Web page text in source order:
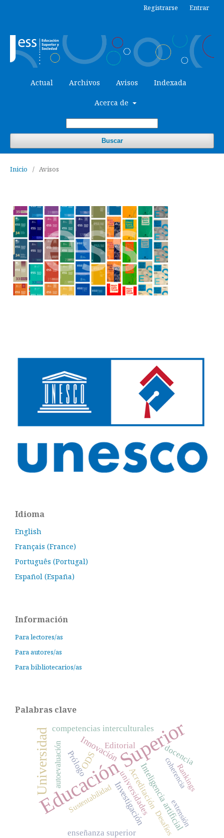
Actual Archivos Avisos Indexada
Acerca de
Buscar
Registrarse Entrar
Inicio / Avisos
Idioma
English
Français (France)
Português (Portugal)
Español (España)
Información
Para lectores/as
Para autores/as
Para bibliotecarios/as
Palabras clave
Educación Superior
Universidad
InvestigaciónInteligencia artificial
Innovación
ODS
Prólogo
competencias interculturales
universidades
Acreditación
enseñanza superior
docencia
Editorial
Sustentabilidad
coherencia
autoevaluación Rankings
Desafíosextensión